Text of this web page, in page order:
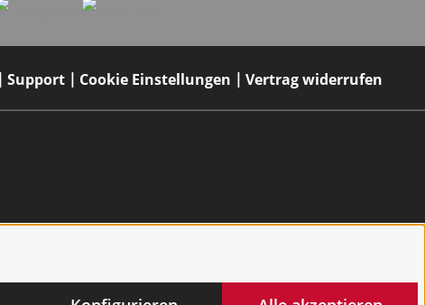
Support Cookie Einstellungen Vertrag widerrufen